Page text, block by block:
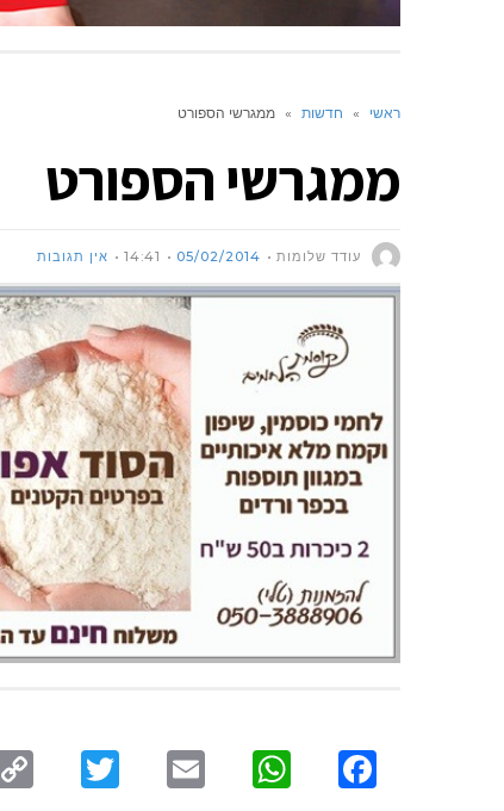
ראשי » חדשות » ממגרשי הספורט
ממגרשי הספורט
עודד שלומות 05/02/2014
14:41 אין תגובות
Facebook
WhatsApp
Email
Twitter